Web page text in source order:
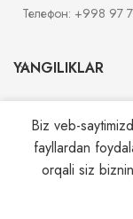
Телефон: +998 97
YANGILIKLAR
MAGAZIN
XIZMATLAR
Biz veb-
fayllardan
orqali siz